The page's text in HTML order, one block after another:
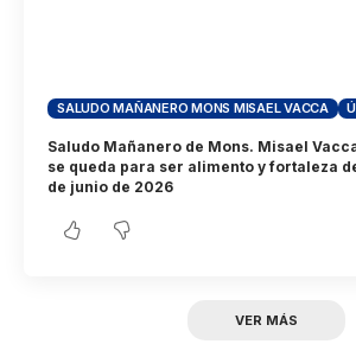
SALUDO MAÑANERO MONS MISAEL VACCA
Saludo Mañanero de Mons. Misael
se queda para ser alimento y fortaleza
de junio de 2026
VER MÁS